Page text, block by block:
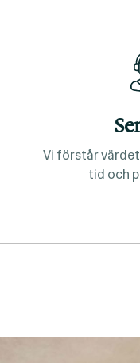
Vi förstår
tid och